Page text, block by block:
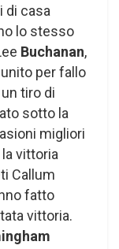
di casa
lo stesso
Buchanan,
per fallo
tiro di
sotto la
migliori
vittoria
Callum
fatto
vittoria.